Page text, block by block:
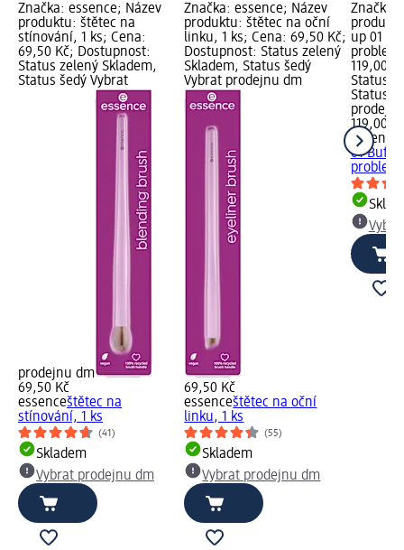
Značka: essence; Název
produktu: štětec na
stínování, 1 ks; Cena:
69,50 Kč; Dostupnost:
Status zelený Skladem,
Status šedý Vybrat
prodejnu dm
69,50 Kč
essenceštětec na
stínování, 1 ks
(41)
Skladem
Vybrat prodejnu dm
Značka: essence; Název
produktu: štětec na oční
linku, 1 ks; Cena: 69,50 Kč;
Dostupnost: Status zelený
Skladem, Status šedý
Vybrat prodejnu dm
69,50 Kč
essenceštětec na oční
linku, 1 ks
(55)
Skladem
Vybrat prodejnu dm
Značka:
up 01
119,00
Status
Status
119,00
essence
01 Buff